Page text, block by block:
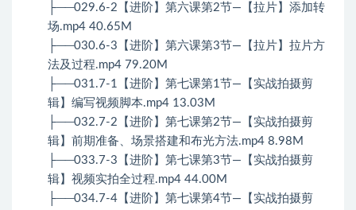
├──029.6-2【进阶】第六课第2节—【拉片】添加转
场.mp4 40.65M
├──030.6-3【进阶】第六课第3节—【拉片】拉片方
法及过程.mp4 79.20M
├──031.7-1【进阶】第七课第1节—【实战拍摄剪
辑】编写视频脚本.mp4 13.03M
├──032.7-2【进阶】第七课第2节—【实战拍摄剪
辑】前期准备、场景搭建和布光方法.mp4 8.98M
├──033.7-3【进阶】第七课第3节—【实战拍摄剪
辑】视频实拍全过程.mp4 44.00M
├──034.7-4【进阶】第七课第4节—【实战拍摄剪